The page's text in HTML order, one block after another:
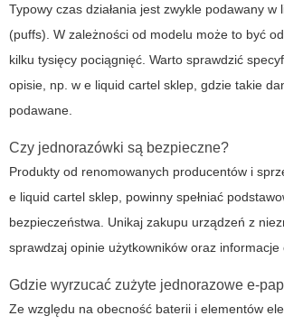
Typowy czas działania jest zwykle podawany w
(puffs). W zależności od modelu może to być
kilku tysięcy pociągnięć. Warto sprawdzić
opisie, np. w e liquid cartel sklep , gdzie takie
podawane.
Czy jednorazówki są bezpieczne?
Produkty od renomowanych producentów i
e liquid cartel sklep , powinny spełniać
bezpieczeństwa. Unikaj zakupu urządzeń z
sprawdzaj opinie użytkowników oraz informacje
Gdzie wyrzucać zużyte jednorazowe e-
Ze względu na obecność baterii i elementów